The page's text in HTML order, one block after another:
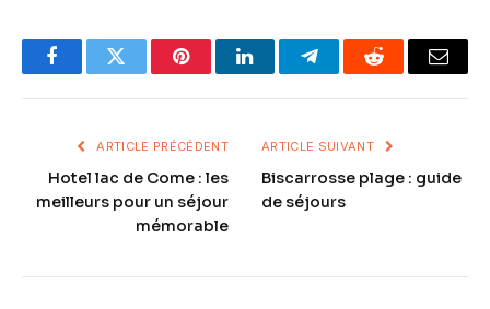
FacebookTwitter PinterestLinkedInTelegramReddit Email
ARTICLE PRÉCÉDENT
Hotel lac de Come : les
meilleurs pour un séjour
mémorable
ARTICLE SUIVANT
Biscarrosse plage : guide
de séjours